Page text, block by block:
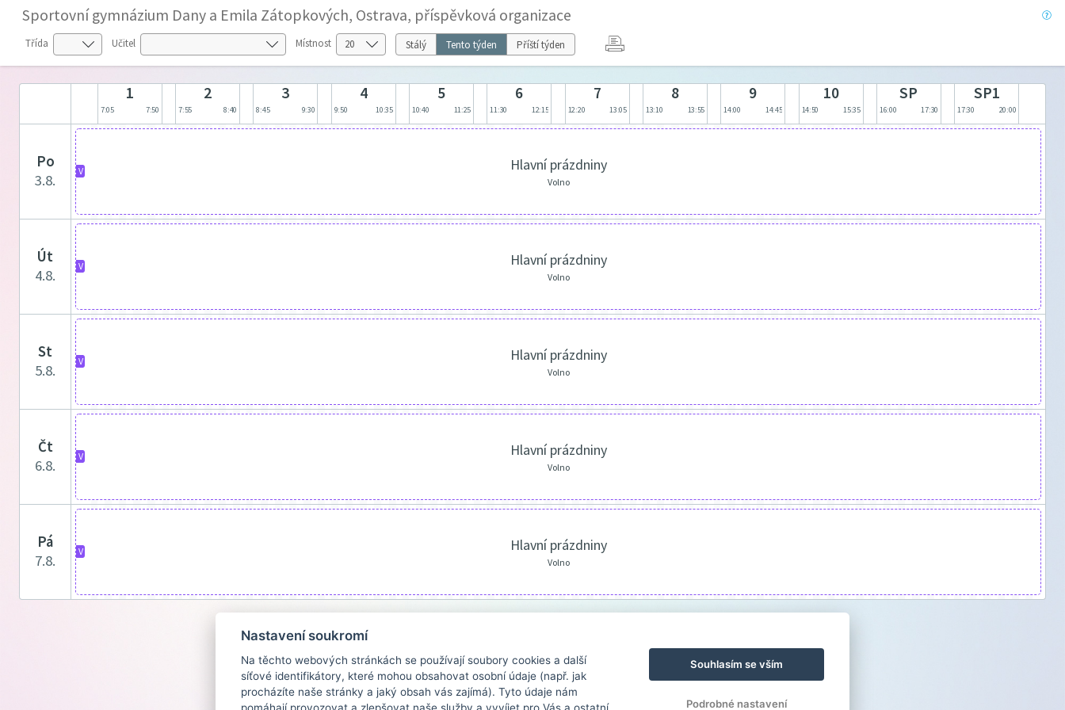
Sportovní gymnázium Dany a Emila Zátopkových, Ostrava, příspěvková organizace
Třída Učitel Místnost Stálý Tento týden Příští týden
1
7:05 7:50
2
7:55 8:40
3
8:45 9:30
4
9:50 10:35
5
10:40 11:25
6
11:30 12:15
7
12:20 13:05
8
13:10 13:55
9
14:00 14:45
10
14:50 15:35
SP
16:00 17:30
SP1
17:30 20:00
po
3.8.
V Hlavní prázdniny
Volno
út
4.8.
V Hlavní prázdniny
Volno
st
5.8.
V Hlavní prázdniny
Volno
čt
6.8.
V Hlavní prázdniny
Volno
pá
7.8.
V Hlavní prázdniny
Volno
Nastavení soukromí
Na těchto webových stránkách se používají soubory cookies a další
síťové identifikátory, které mohou obsahovat osobní údaje (např. jak
procházíte naše stránky a jaký obsah vás zajímá). Tyto údaje nám
Souhlasím se vším
Podrobné nastavení